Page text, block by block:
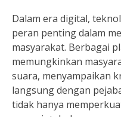
Dalam era digital,
peran penting dalam
masyarakat. Berbagai
memungkinkan
suara, menyampaikan
langsung dengan
tidak hanya